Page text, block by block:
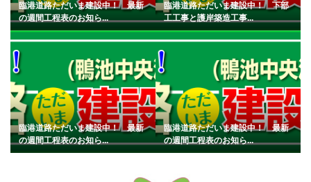
臨港道路ただいま建設中！ 最新
の週間工程表のお知ら...
臨港道路ただいま建設中！ 下部
工工事と護岸築造工事...
臨港道路ただいま建設中！ 最新
の週間工程表のお知ら...
臨港道路ただいま建設中！ 最新
の週間工程表のお知ら...